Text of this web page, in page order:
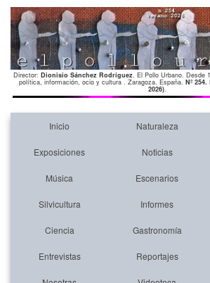
Director: Dionisio Sánchez Rodríguez. El Pollo Urbano. Desde
política, información, ocio y cultura . Zaragoza. España. Nº
2026).
Inicio Naturaleza
Exposiciones Noticias
Música Escenarios
Silvicultura Informes
Ciencia Gastronomía
Entrevistas Reportajes